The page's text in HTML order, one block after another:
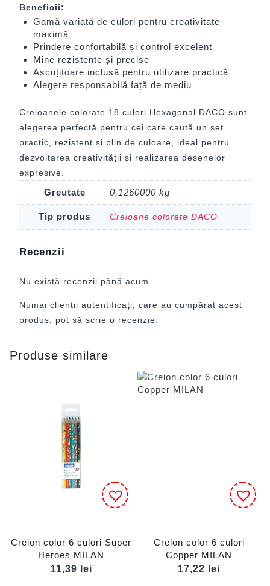
Beneficii:
Gamă variată de culori pentru creativitate
maximă
Prindere confortabilă și control excelent
Mine rezistente și precise
Ascuțitoare inclusă pentru utilizare practică
Alegere responsabilă față de mediu
Creioanele colorate 18 culori Hexagonal DACO sunt
alegerea perfectă pentru cei care caută un set
practic, rezistent și plin de culoare, ideal pentru
dezvoltarea creativității și realizarea desenelor
expresive.
Greutate 0,1260000 kg
Tip produs Creioane colorate DACO
Recenzii
Nu există recenzii până acum.
Numai clienții autentificați, care au cumpărat acest
produs, pot să scrie o recenzie.
Produse similare
Creion color 6 culori Super
Heroes MILAN
11,39
lei
Creion color 6 culori
Copper MILAN
17,22
lei